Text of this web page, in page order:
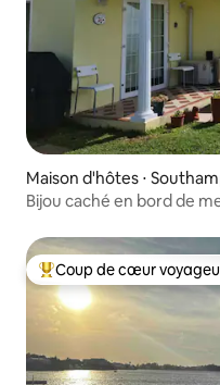
Maison d'hôtes ⋅
Bijou caché en bord de
Coups de cœur
Coup de cœur